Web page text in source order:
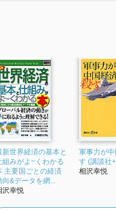
新世界経済の基本と
組みがよ~くわかる
主要国ごとの経済
向&データを網...
沢幸悦
軍事力が
す (講談社
相沢幸悦